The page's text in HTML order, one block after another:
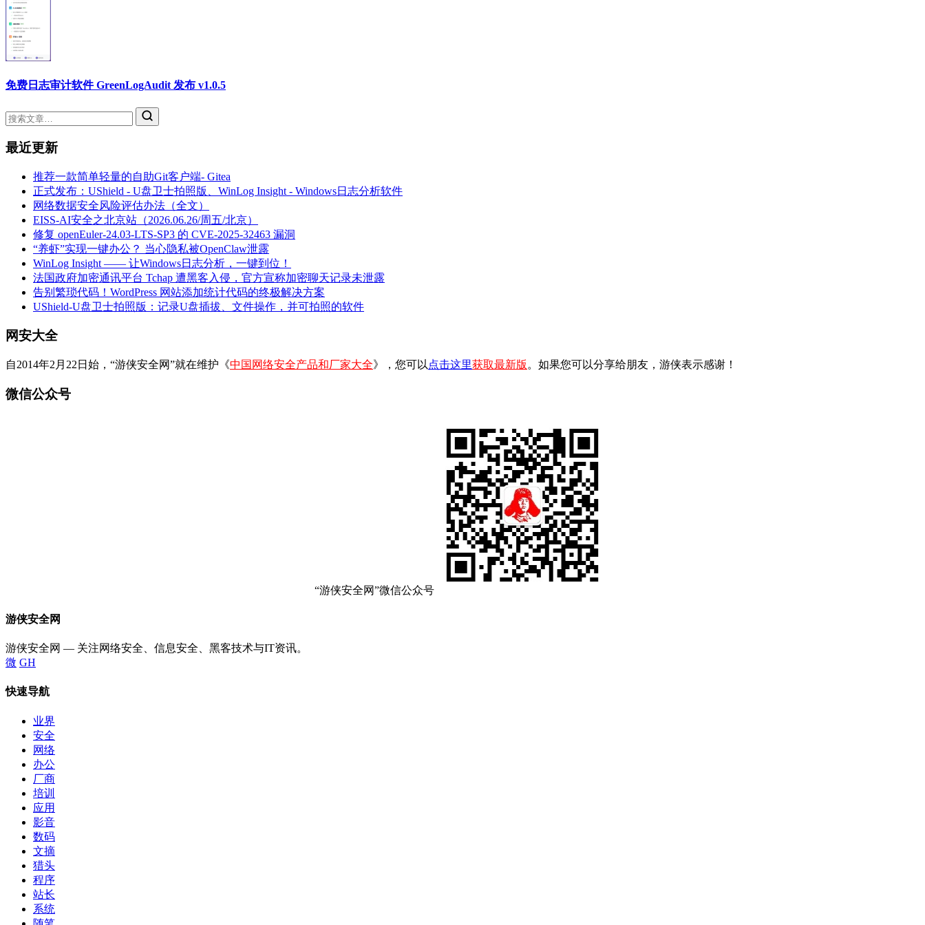
免费日志审计软件 GreenLogAudit 发布 v1.0.5
最近更新
推荐一款简单轻量的自助Git客户端- Gitea
正式发布：UShield - U盘卫士拍照版、WinLog Insight - Windows日志分析软件
网络数据安全风险评估办法（全文）
EISS-AI安全之北京站（2026.06.26/周五/北京）
修复 openEuler-24.03-LTS-SP3 的 CVE-2025-32463 漏洞
“养虾”实现一键办公？ 当心隐私被OpenClaw泄露
WinLog Insight —— 让Windows日志分析，一键到位！
法国政府加密通讯平台 Tchap 遭黑客入侵，官方宣称加密聊天记录未泄露
告别繁琐代码！WordPress 网站添加统计代码的终极解决方案
UShield-U盘卫士拍照版：记录U盘插拔、文件操作，并可拍照的软件
网安大全
自2014年2月22日始，“游侠安全网”就在维护《中国网络安全产品和厂家大全》，您可以 点击这里获取最新版 。如果您可以分享给朋友，游侠表示感谢！
微信公众号
“游侠安全网”微信公众号
游侠安全网
游侠安全网 — 关注网络安全、信息安全、黑客技术与IT资讯。
微 GH
快速导航
业界
安全
网络
办公
厂商
培训
应用
影音
数码
文摘
猎头
程序
站长
系统